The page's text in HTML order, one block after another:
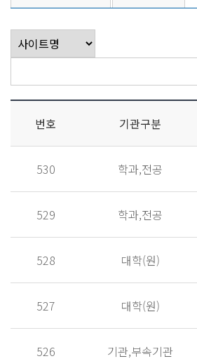
번호 기관구분
530 학과,전공
529 학과,전공
528 대학(원)
527 대학(원)
526 기관,부속기관